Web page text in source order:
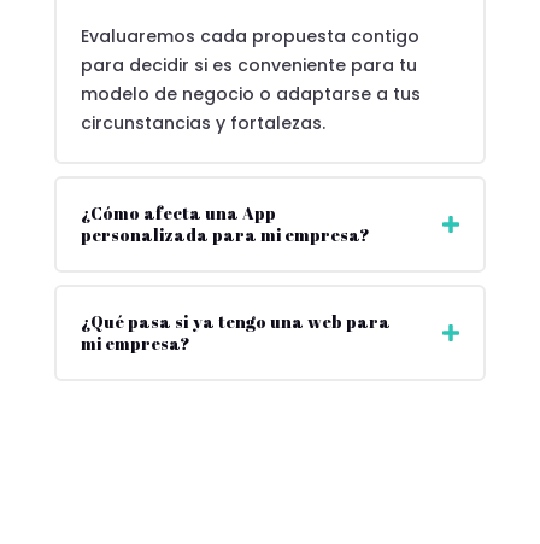
Evaluaremos cada propuesta contigo
para decidir si es conveniente para tu
modelo de negocio o adaptarse a tus
circunstancias y fortalezas.
¿Cómo afecta una App
personalizada para mi empresa?
¿Qué pasa si ya tengo una web para
mi empresa?